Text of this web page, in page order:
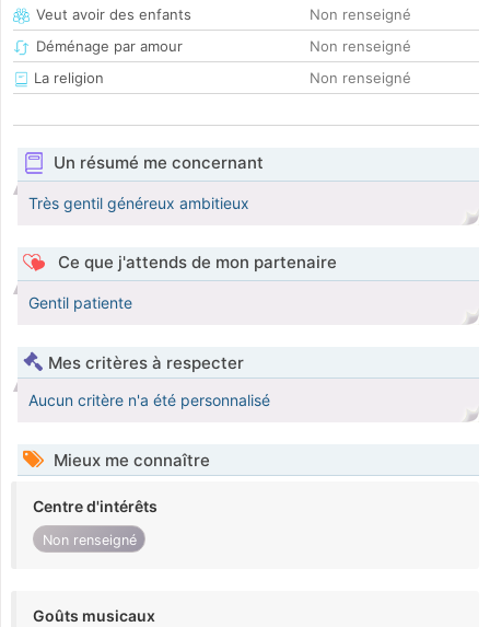
Veut avoir des enfants
Non renseigné
Déménage par amour
Non renseigné
La religion
Non renseigné
Un résumé me concernant
Très gentil généreux ambitieux
Ce que j'attends de mon partenaire
Gentil patiente
Mes critères à respecter
Aucun critère n'a été personnalisé
Mieux me connaître
Centre d'intérêts
Non renseigné
Goûts musicaux